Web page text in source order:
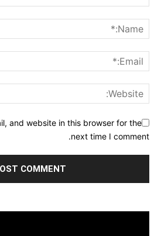
and website in this browser for the
next time I comment.